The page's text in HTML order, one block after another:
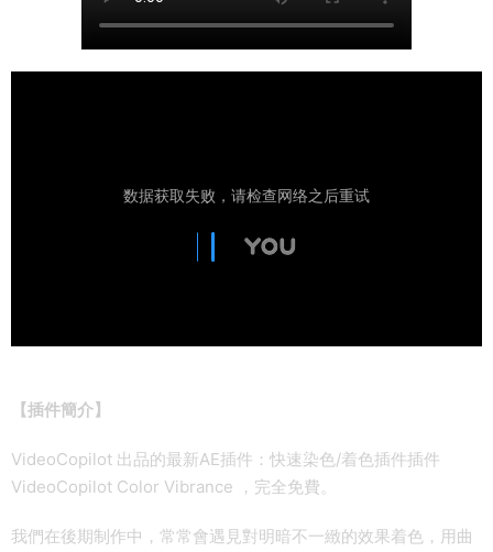
【插件簡介】
VideoCopilot 出品的最新AE插件：快速染色/着色插件插件
VideoCopilot Color Vibrance ，完全免費。
我們在後期制作中，常常會遇見對明暗不一緻的效果着色，用曲